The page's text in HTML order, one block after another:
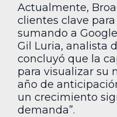
Actualmente,
clientes clave
sumando a
Gil Luria, analista
concluyó que la
para visualizar su
año de
un crecimiento
demanda”.